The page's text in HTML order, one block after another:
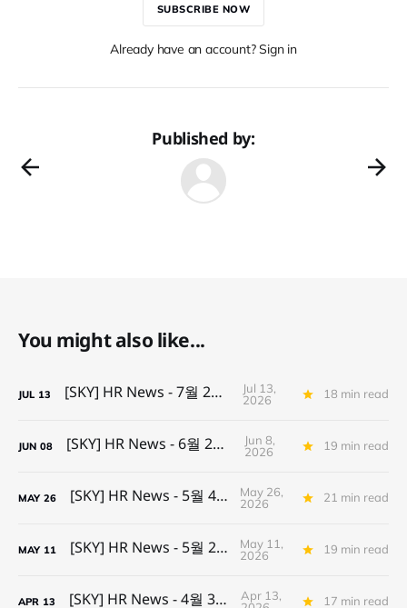
SUBSCRIBE NOW
Already have an account? Sign in
Published by:
You might also like...
JUL 13 [SKY] HR News - 7월 2주차
Jul 13,
2026
18 min read
JUN 08 [SKY] HR News - 6월 2주차
Jun 8,
2026
19 min read
MAY 26 [SKY] HR News - 5월 4주차
May 26,
2026
21 min read
MAY 11 [SKY] HR News - 5월 2주차
May 11,
2026
19 min read
APR 13 [SKY] HR News - 4월 3주차
Apr 13,
17 min read